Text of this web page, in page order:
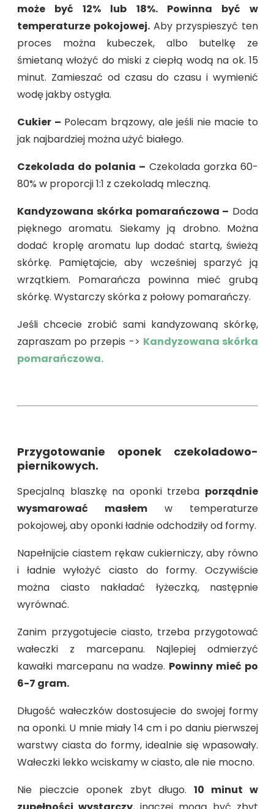
może być 12% lub 18%. Powinna być w
temperaturze pokojowej.Aby przyspieszyć ten
proces można kubeczek, albo butelkę ze
śmietaną włożyć do miski z ciepłą wodą na ok. 15
minut. Zamieszać od czasu do czasu i wymienić
wodę jakby ostygła.
Cukier – Polecam brązowy, ale jeśli nie macie to
jak najbardziej można użyć białego.
Czekolada do polania – Czekolada gorzka 60-
80% w proporcji 1:1 z czekoladą mleczną.
Kandyzowana skórka pomarańczowa – Doda
pięknego aromatu. Siekamy ją drobno. Można
dodać kroplę aromatu lup dodać startą, świeżą
skórkę. Pamiętajcie, aby wcześniej sparzyć ją
wrzątkiem. Pomarańcza powinna mieć grubą
skórkę. Wystarczy skórka z połowy pomarańczy.
Jeśli chcecie zrobić sami kandyzowaną skórkę,
zapraszam po przepis -> Kandyzowana skórka
pomarańczowa.
Przygotowanie oponek czekoladowo-
piernikowych.
Specjalną blaszkę na oponki trzeba porządnie
wysmarować masłem w temperaturze
pokojowej, aby oponki ładnie odchodziły od formy.
Napełnijcie ciastem rękaw cukierniczy, aby równo
i ładnie wyłożyć ciasto do formy. Oczywiście
można ciasto nakładać łyżeczką, następnie
wyrównać.
Zanim przygotujecie ciasto, trzeba przygotować
wałeczki z marcepanu. Najlepiej odmierzyć
kawałki marcepanu na wadze. Powinny mieć po
6-7 gram.
Długość wałeczków dostosujecie do swojej formy
na oponki. U mnie miały 14 cm i po daniu pierwszej
warstwy ciasta do formy, idealnie się wpasowały.
Wałeczki lekko wciskamy w ciasto, ale nie mocno.
Nie pieczcie oponek zbyt długo.10 minut w